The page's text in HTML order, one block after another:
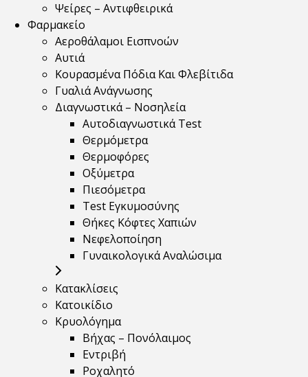
Ψείρες – Αντιφθειρικά
Φαρμακείο
Αεροθάλαμοι Εισπνοών
Αυτιά
Κουρασμένα Πόδια Και Φλεβίτιδα
Γυαλιά Ανάγνωσης
Διαγνωστικά – Νοσηλεία
Αυτοδιαγνωστικά Test
Θερμόμετρα
Θερμοφόρες
Οξύμετρα
Πιεσόμετρα
Test Εγκυμοσύνης
Θήκες Κόφτες Χαπιών
Νεφελοποίηση
Γυναικολογικά Αναλώσιμα
Κατακλίσεις
Κατοικίδιο
Κρυολόγημα
Βήχας – Πονόλαιμος
Εντριβή
Ροχαλητό